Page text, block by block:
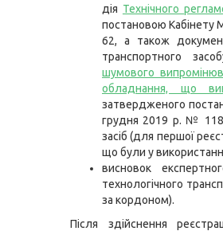
дія Технічного
постановою Кабінету
62, а також
транспортного
шумового
обладнання, що
затвердженого
грудня 2019 р. №
засіб (для першої
що були у
висновок
технологічного
за кордоном).
Після здійснення